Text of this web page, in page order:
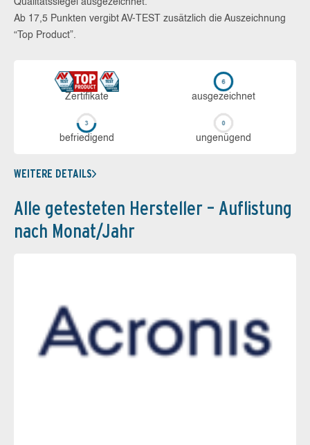
Qualitätssiegel ausgezeichnet.
Ab 17,5 Punkten vergibt AV-TEST zusätzlich die Auszeichnung
“Top Product”.
Zerti­fikate aus­ge­zeich­net
be­frie­di­gend un­ge­nü­gend
WEITERE DETAILS
Alle getesteten Hersteller – Auflistung
nach Monat/Jahr